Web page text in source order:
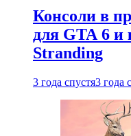
Консоли в
для GTA 6 и
Stranding
3 года спустя3 года